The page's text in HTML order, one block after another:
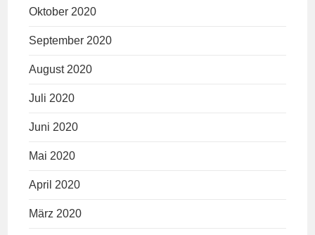
Oktober 2020
September 2020
August 2020
Juli 2020
Juni 2020
Mai 2020
April 2020
März 2020